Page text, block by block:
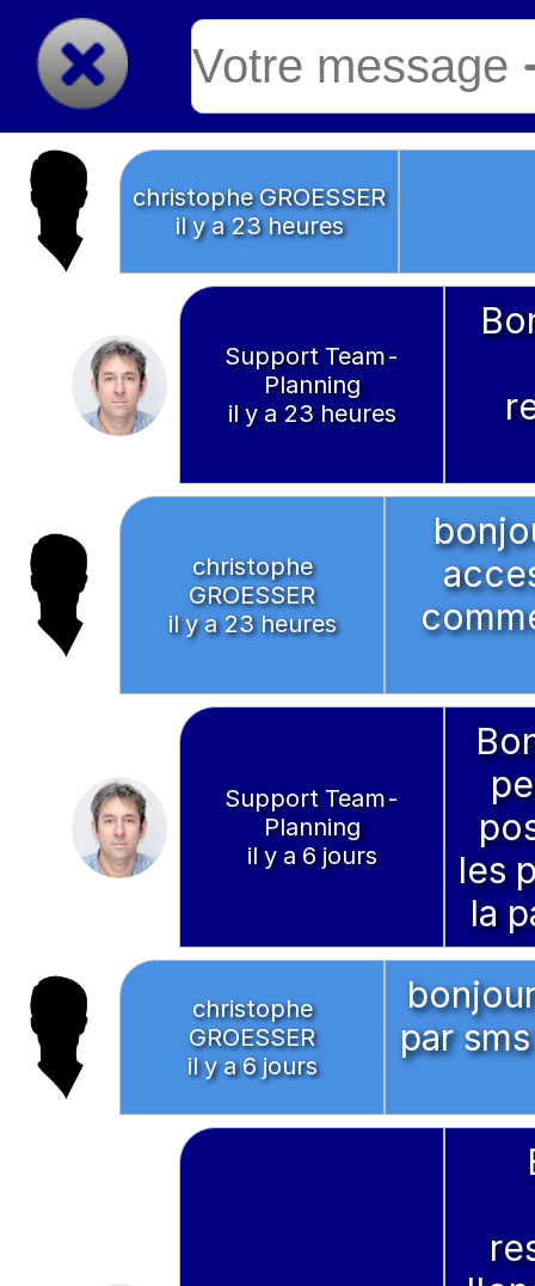
christophe GROESSER
il y a 23 heures
Support Team-
Planning
il y a 23 heures
christophe
GROESSER
il y a 23 heures
Support Team-
Planning
il y a 6 jours
les
la
christophe
GROESSER
il y a 6 jours
par